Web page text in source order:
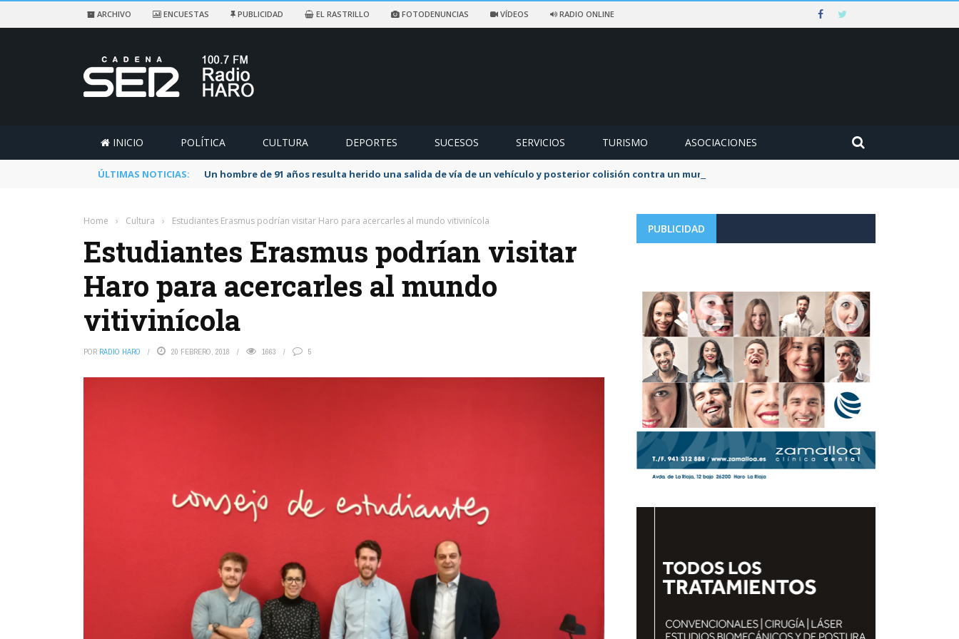
ARCHIVO ENCUESTAS PUBLICIDAD EL RASTRILLO FOTODENUNCIAS VÍDEOS RADIO ONLINE
INICIO POLÍTICA CULTURA DEPORTES SUCESOS SERVICIOS TURISMO ASOCIACIONES
ÚLTIMAS NOTICIAS: Un hombre de 91 años resulta herido una salida de vía de un vehículo y posterior colisión contra un muro en Ezcaray
Home › Cultura › Estudiantes Erasmus podrían visitar Haro para acercarles al mundo vitivinícola
Estudiantes Erasmus podrían visitar
Haro para acercarles al mundo
vitivinícola
POR RADIO HARO 20 FEBRERO, 2018 1663 5
PUBLICIDAD